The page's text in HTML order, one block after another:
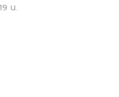
น.